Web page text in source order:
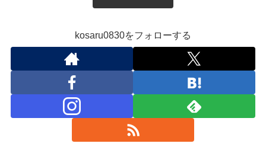
kosaru0830をフォローする